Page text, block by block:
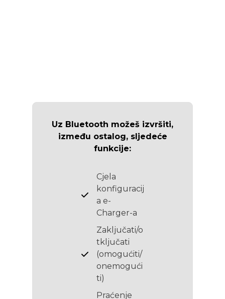
Uz Bluetooth možeš izvršiti,
između ostalog, sljedeće
funkcije:
Cjela
konfiguracij
a e-
Charger-a
Zaključati/o
tključati
(omogućiti/
onemogući
ti)
Praćenje